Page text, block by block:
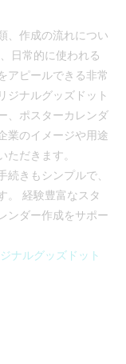
、作成の流れについ
日常的に使われる
アピールできる非常
ジナルグッズドット
、ポスターカレンダ
業のイメージや用途
だきます。
続きもシンプルで、
。 経験豊富なスタ
ンダー作成をサポー
ナルグッズドット